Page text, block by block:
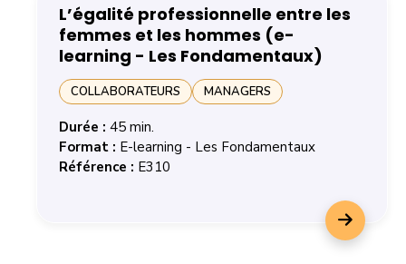
L’égalité professionnelle entre les
femmes et les hommes (e-
learning - Les Fondamentaux)
COLLABORATEURS MANAGERS
Durée : 45 min.
Format : E-learning - Les Fondamentaux
Référence : E310